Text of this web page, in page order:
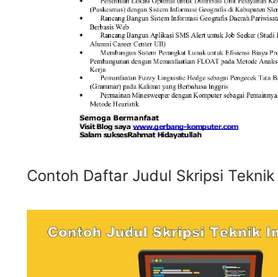
Contoh Daftar Judul Skripsi